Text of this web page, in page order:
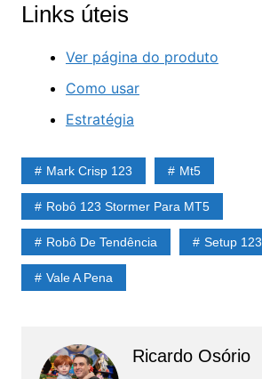
Links úteis
Ver página do produto
Como usar
Estratégia
Mark Crisp 123 Mt5
Robô 123 Stormer Para MT5
Robô De Tendência Setup 123
Vale A Pena
Ricardo Osório